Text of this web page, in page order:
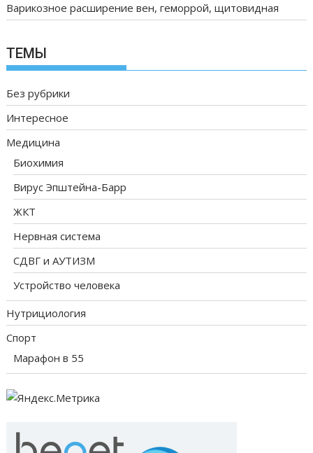
Варикозное расширение вен, геморрой, щитовидная
ТЕМЫ
Без рубрики
Интересное
Медицина
Биохимия
Вирус Эпштейна-Барр
ЖКТ
Нервная система
СДВГ и АУТИЗМ
Устройство человека
Нутрициология
Спорт
Марафон в 55